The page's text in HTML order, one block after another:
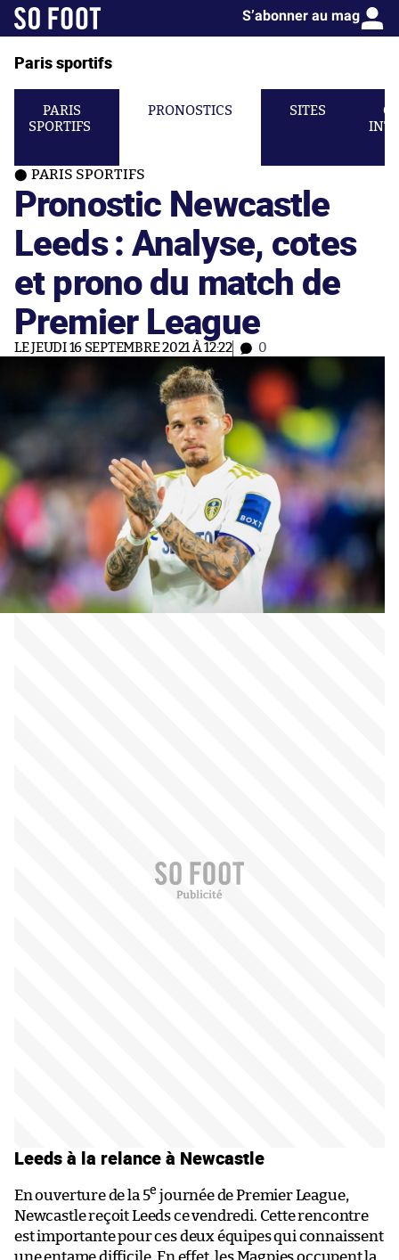
S’abonner au mag
Paris sportifs
PARIS
SPORTIFS
PRONOSTICS SITES
PARIS SPORTIFS
Pronostic Newcastle
Leeds : Analyse, cotes
et prono du match de
Premier League
LE JEUDI 16 SEPTEMBRE 2021 À 12:22 0
Leeds à la relance à Newcastle
En ouverture de la 5e journée de Premier League,
Newcastle reçoit Leeds ce vendredi. Cette rencontre
est importante pour ces deux équipes qui connaissent
une entame difficile. En effet, les Magpies occupent la